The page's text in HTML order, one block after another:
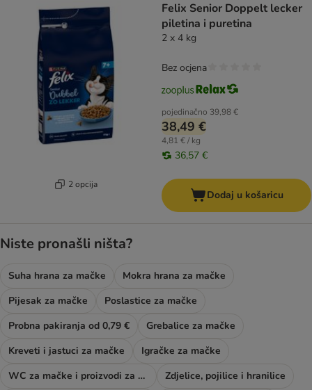
2 opcija
Felix Senior Doppelt lecker
piletina i puretina
2 x 4 kg
pojedinačno 39,98 €
38,49 €
4,81 € / kg
36,57 €
Bez ocjena
Dodaj u košaricu
Niste pronašli ništa?
Suha hrana za mačke
Mokra hrana za mačke
Pijesak za mačke
Poslastice za mačke
Probna pakiranja od 0,79 €
Grebalice za mačke
Kreveti i jastuci za mačke
Igračke za mačke
WC za mačke i proizvodi za njegu
Zdjelice, pojilice i hranilice